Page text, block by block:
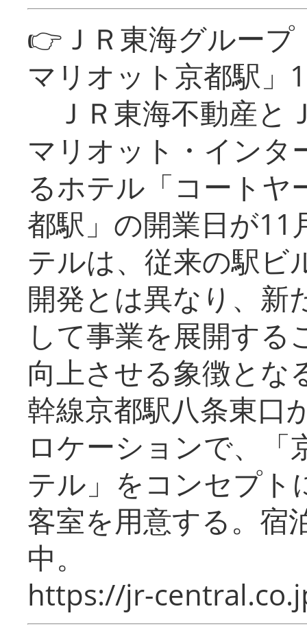
👉ＪＲ東海グルー
マリオット京都駅」
ＪＲ東海不動産と
マリオット・インタ
るホテル「コートヤ
都駅」の開業日が11
テルは、従来の駅ビ
開発とは異なり、新
して事業を展開する
向上させる象徴とな
幹線京都駅八条東口
ロケーションで、「
テル」をコンセプト
客室を用意する。宿
中。
https://jr-